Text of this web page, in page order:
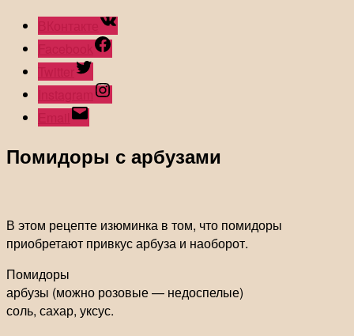
Помидоры с арбузами
В этом рецепте изюминка в том, что помидоры
приобретают привкус арбуза и наоборот.
Помидоры
арбузы (можно розовые — недоспелые)
соль, сахар, уксус.